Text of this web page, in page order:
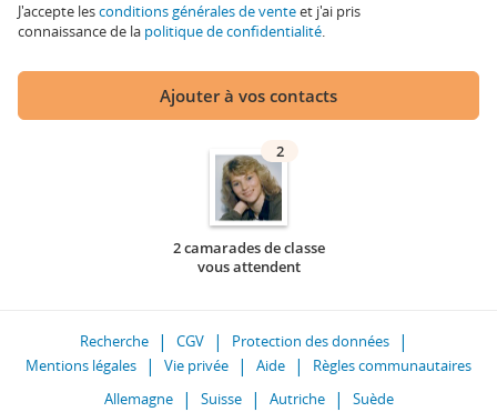
J'accepte lesconditions générales de venteet j'ai pris
connaissance de la politique de confidentialité.
Ajouter à vos contacts
2
2 camarades de classe
vous attendent
Recherche CGV
Protection des données
Mentions légales
Vie privée Aide
Règles communautaires
Allemagne
Suisse Autriche Suède